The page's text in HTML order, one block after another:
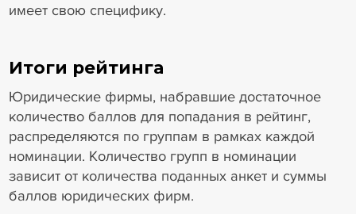
имеет свою специфику.
Итоги рейтинга
Юридические фирмы, набравшие достаточное
количество баллов для попадания в рейтинг,
распределяются по группам в рамках каждой
номинации. Количество групп в номинации
зависит от количества поданных анкет и суммы
баллов юридических фирм.